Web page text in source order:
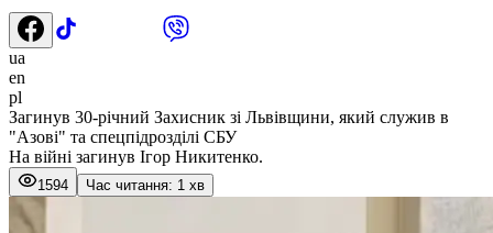
ua
en
pl
Загинув 30-річний Захисник зі Львівщини, який служив в
"Азові" та спецпідрозділі СБУ
На війні загинув Ігор Никитенко.
1594 Час читання: 1 хв